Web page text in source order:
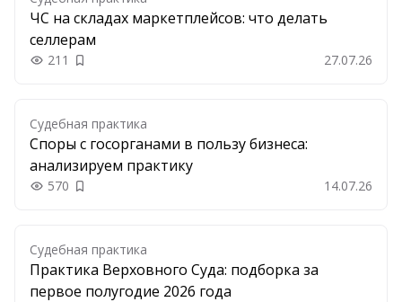
ЧС на складах маркетплейсов: что делать
селлерам
211 Добавить в закладки 27.07.26
Судебная практика
Споры с госорганами в пользу бизнеса:
анализируем практику
570 Добавить в закладки 14.07.26
Судебная практика
Практика Верховного Суда: подборка за
первое полугодие 2026 года